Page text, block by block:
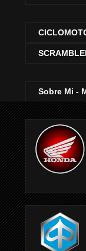
Sobre Mi -